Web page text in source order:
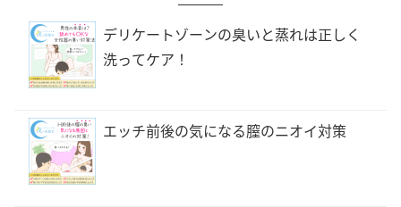
デリケートゾーンの臭いと蒸れは正しく
洗ってケア！
エッチ前後の気になる膣のニオイ対策